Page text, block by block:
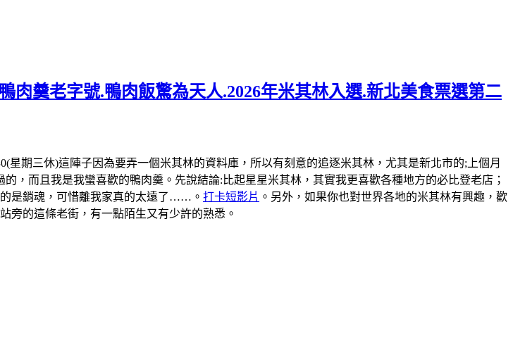
肉羹老字號.鴨肉飯驚為天人.2026年米其林入選.新北美食票選第二
星期三休)這陣子因為要弄一個米其林的資料庫，所以有刻意的追逐米其林，尤其是新北市的;上個月
的，而且我是我蠻喜歡的鴨肉羹。先說結論:比起星星米其林，其實我更喜歡各種地方的必比登老店；
是銷魂，可惜離我家真的太遠了……。 打卡短影片 。另外，如果你也對世界各地的米其林有興趣，歡
旁的這條老街，有一點陌生又有少許的熟悉。